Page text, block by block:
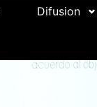
Difusion